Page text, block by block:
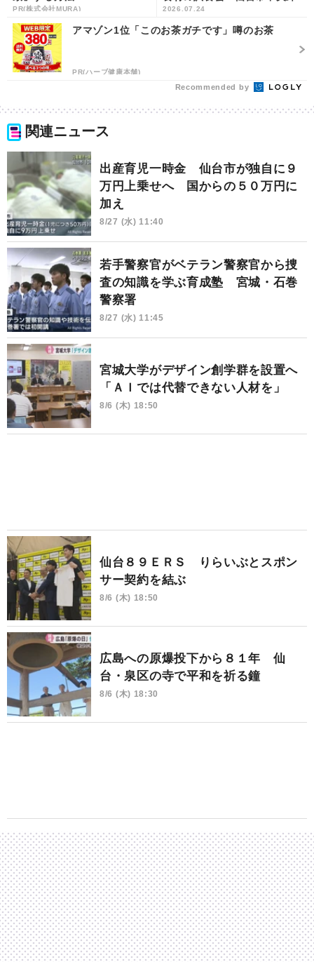
PR(株式会社MURA)
売市場 | khb東日本放送
2026.07.24
アマゾン1位「このお茶ガチです」噂のお茶
PR(ハーブ健康本舗)
Recommended by
関連ニュース
出産育児一時金 仙台市が独自に９
万円上乗せへ 国からの５０万円に
加え
8/27 (水) 11:40
若手警察官がベテラン警察官から捜
査の知識を学ぶ育成塾 宮城・石巻
警察署
8/27 (水) 11:45
宮城大学がデザイン創学群を設置へ
「ＡＩでは代替できない人材を」
8/6 (木) 18:50
仙台８９ＥＲＳ りらいぶとスポン
サー契約を結ぶ
8/6 (木) 18:50
広島への原爆投下から８１年 仙
台・泉区の寺で平和を祈る鐘
8/6 (木) 18:30